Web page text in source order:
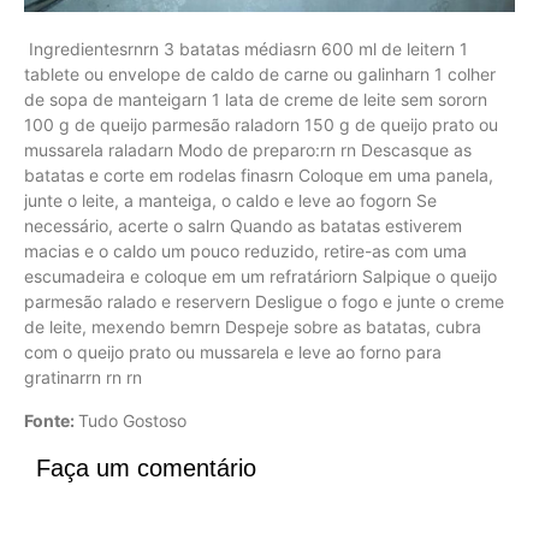
Ingredientesrnrn 3 batatas médiasrn 600 ml de leitern 1
tablete ou envelope de caldo de carne ou galinharn 1 colher
de sopa de manteigarn 1 lata de creme de leite sem sororn
100 g de queijo parmesão raladorn 150 g de queijo prato ou
mussarela raladarn Modo de preparo:rn rn Descasque as
batatas e corte em rodelas finasrn Coloque em uma panela,
junte o leite, a manteiga, o caldo e leve ao fogorn Se
necessário, acerte o salrn Quando as batatas estiverem
macias e o caldo um pouco reduzido, retire-as com uma
escumadeira e coloque em um refratáriorn Salpique o queijo
parmesão ralado e reservern Desligue o fogo e junte o creme
de leite, mexendo bemrn Despeje sobre as batatas, cubra
com o queijo prato ou mussarela e leve ao forno para
gratinarrn rn rn
Fonte: Tudo Gostoso
Faça um comentário